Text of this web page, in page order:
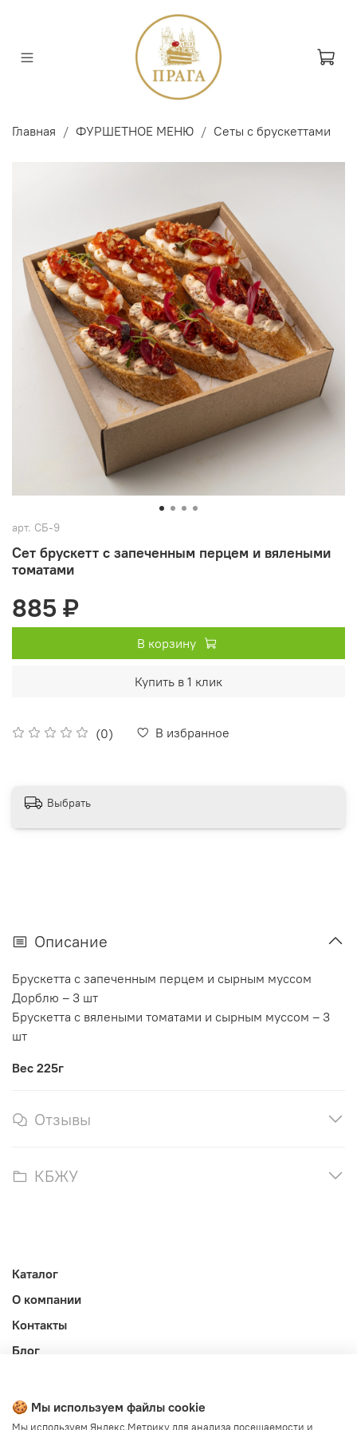
Главная ФУРШЕТНОЕ МЕНЮ Сеты с брускеттами
арт. СБ-9
Сет брускетт с запеченным перцем и вялеными
томатами
(0) В избранное
885 ₽
В корзину
Купить в 1 клик
Выбрать
Описание
Брускетта с запеченным перцем и сырным муссом
Дорблю – 3 шт
Брускетта с вялеными томатами и сырным муссом – 3
шт
Вес 225г
Отзывы
КБЖУ
Каталог
О компании
Контакты
Блог
Публичная оферта
Политика конфиденциальности и обработки ПД
🍪 Мы используем файлы cookie